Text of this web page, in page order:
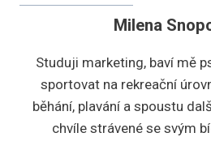
Milena
Studuji marketing, baví mě
sportovat na rekreační
běhání, plavání a spoustu
chvíle strávené se svým